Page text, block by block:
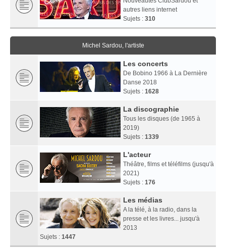
autres liens internet
Sujets : 310
Michel Sardou, l'artiste
Les concerts
De Bobino 1966 à La Dernière
Danse 2018
Sujets : 1628
La discographie
Tous les disques (de 1965 à
2019)
Sujets : 1339
L'acteur
Théâtre, films et téléfilms (jusqu'à
2021)
Sujets : 176
Les médias
A la télé, à la radio, dans la
presse et les livres... jusqu'à
2013
Sujets : 1447